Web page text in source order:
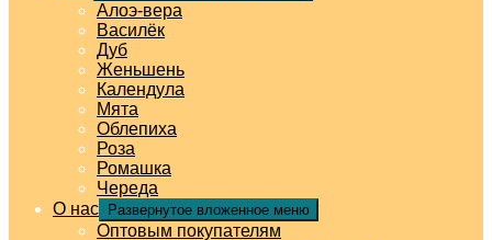
Алоэ-вера
Василёк
Дуб
Женьшень
Календула
Мята
Облепиха
Роза
Ромашка
Череда
О нас
Развернутое вложенное меню
Оптовым покупателям